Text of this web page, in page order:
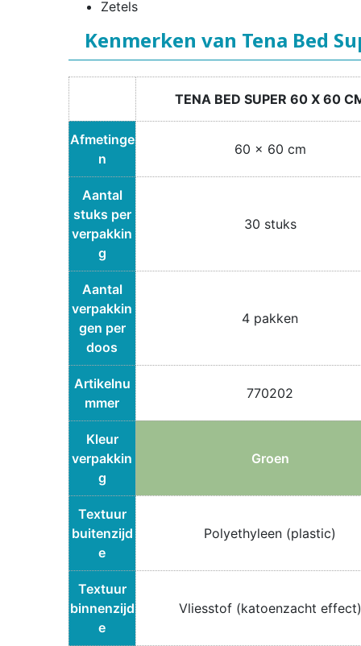
Zetels
Kenmerken van Tena Bed
TENA BED SUPER 60 X 60
Afmetinge
n
60 x 60 cm
Aantal
stuks per
verpakkin
g
30 stuks
Aantal
verpakkin
gen per
doos
4 pakken
Artikelnu
mmer
770202
Kleur
verpakkin
g
Groen
Textuur
buitenzijd
e
Polyethyleen (plastic)
Textuur
binnenzijd
e
Vliesstof (katoenzacht effect)